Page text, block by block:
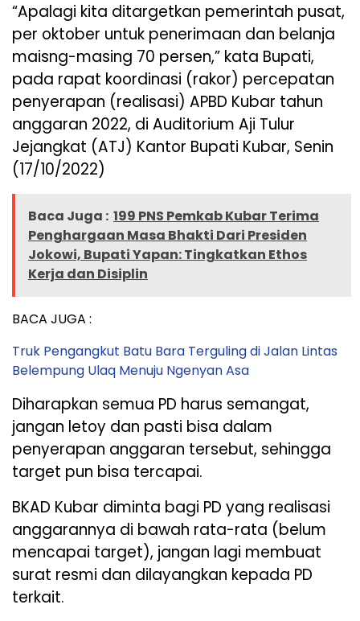
“Apalagi kita ditargetkan pemerintah pusat,
per oktober untuk penerimaan dan belanja
maisng-masing 70 persen,” kata Bupati,
pada rapat koordinasi (rakor) percepatan
penyerapan (realisasi) APBD Kubar tahun
anggaran 2022, di Auditorium Aji Tulur
Jejangkat (ATJ) Kantor Bupati Kubar, Senin
(17/10/2022)
Baca Juga : 199 PNS Pemkab Kubar Terima
Penghargaan Masa Bhakti Dari Presiden
Jokowi, Bupati Yapan: Tingkatkan Ethos
Kerja dan Disiplin
BACA JUGA :
Truk Pengangkut Batu Bara Terguling di Jalan Lintas
Belempung Ulaq Menuju Ngenyan Asa
Diharapkan semua PD harus semangat,
jangan letoy dan pasti bisa dalam
penyerapan anggaran tersebut, sehingga
target pun bisa tercapai.
BKAD Kubar diminta bagi PD yang realisasi
anggarannya di bawah rata-rata (belum
mencapai target), jangan lagi membuat
surat resmi dan dilayangkan kepada PD
terkait.